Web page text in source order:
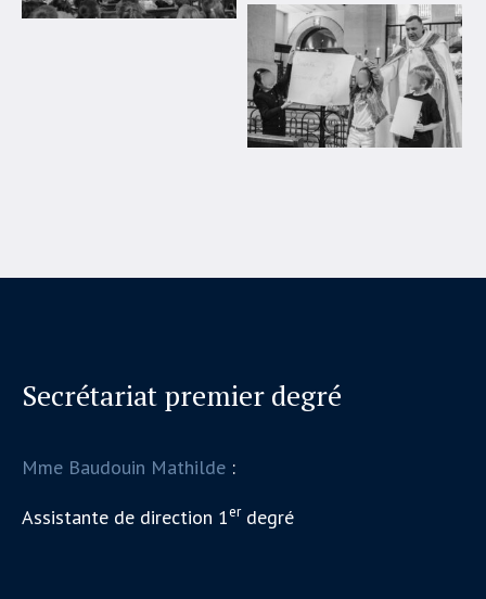
Secrétariat premier degré
Mme Baudouin Mathilde :
Assistante de direction 1erdegré